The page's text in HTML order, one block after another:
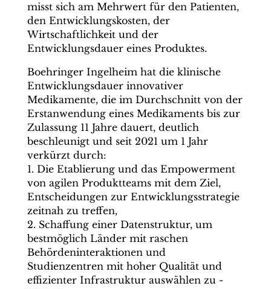
misst sich am Mehrwert für den Patienten,
den Entwicklungskosten, der
Wirtschaftlichkeit und der
Entwicklungsdauer eines Produktes.
Boehringer Ingelheim hat die klinische
Entwicklungsdauer innovativer
Medikamente, die im Durchschnitt von der
Erstanwendung eines Medikaments bis zur
Zulassung 11 Jahre dauert, deutlich
beschleunigt und seit 2021 um 1 Jahr
verkürzt durch:
1. Die Etablierung und das Empowerment
von agilen Produktteams mit dem Ziel,
Entscheidungen zur Entwicklungsstrategie
zeitnah zu treffen,
2. Schaffung einer Datenstruktur, um
bestmöglich Länder mit raschen
Behörden­interaktionen und
Studienzentren mit hoher Qualität und
effizienter Infrastruktur auswählen zu ­